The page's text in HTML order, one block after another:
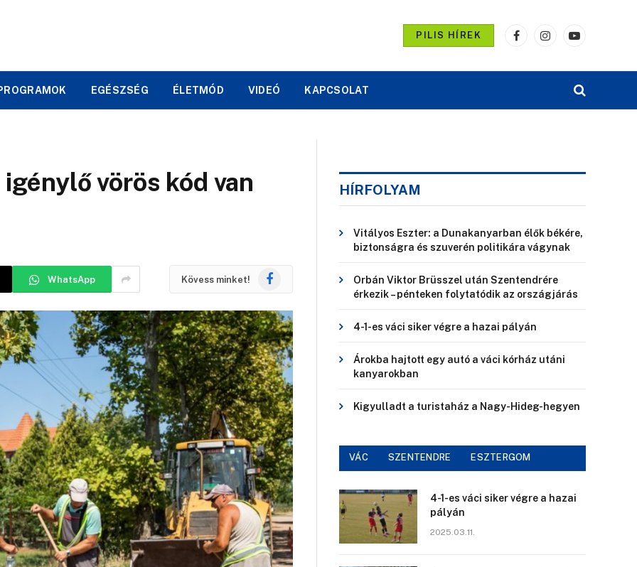
PILIS HÍREK
FacebookInstagramYouTube
EGÉSZSÉG ÉLETMÓD VIDEÓ KAPCSOLAT
vörös kód van
WhatsApp Kövess minket! Facebook
HÍRFOLYAM
Vitályos Eszter: a Dunakanyarban élők békére,
biztonságra és szuverén politikára vágynak
Orbán Viktor Brüsszel után Szentendrére
érkezik – pénteken folytatódik az országjárás
4-1-es váci siker végre a hazai pályán
Árokba hajtott egy autó a váci kórház utáni
kanyarokban
Kigyulladt a turistaház a Nagy-Hideg-hegyen
VÁC SZENTENDRE ESZTERGOM
4-1-es váci siker végre a hazai
pályán
2025.03.11.